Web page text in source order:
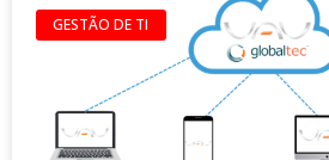
GESTÃO DE TI